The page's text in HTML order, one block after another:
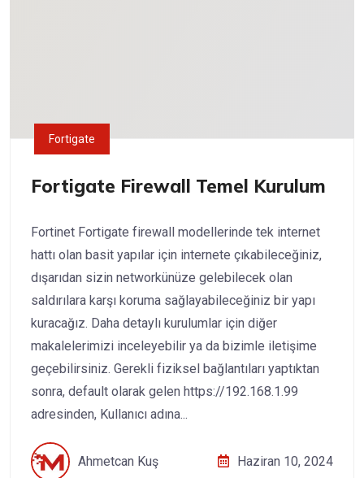
Fortigate
Fortigate Firewall Temel Kurulum
Fortinet Fortigate firewall modellerinde tek internet
hattı olan basit yapılar için internete çıkabileceğiniz,
dışarıdan sizin networkünüze gelebilecek olan
saldırılara karşı koruma sağlayabileceğiniz bir yapı
kuracağız. Daha detaylı kurulumlar için diğer
makalelerimizi inceleyebilir ya da bizimle iletişime
geçebilirsiniz. Gerekli fiziksel bağlantıları yaptıktan
sonra, default olarak gelen https://192.168.1.99
adresinden, Kullanıcı adına...
Ahmetcan Kuş Haziran 10, 2024